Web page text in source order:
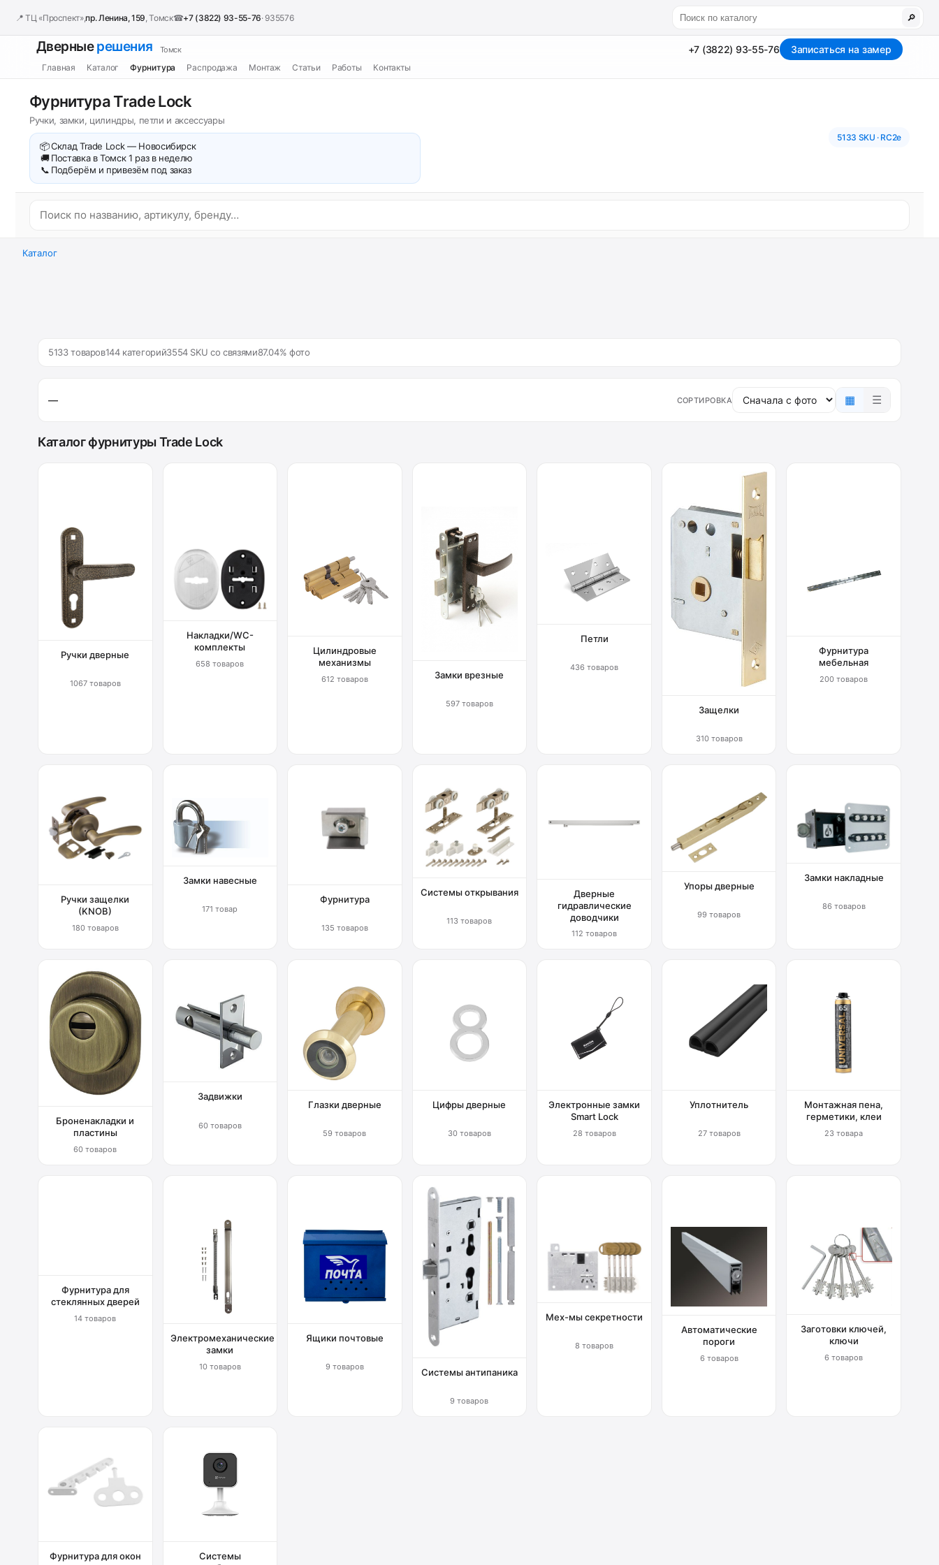
📍 ТЦ «Проспект»,пр. Ленина, 159 , Томск☎+7 (3822) 93-55-76· 935576 🔎
Дверныерешения Томск
Главная Каталог Фурнитура Распродажа Монтаж Статьи Работы Контакты
+7 (3822) 93-55-76 Записаться на замер
Фурнитура Trade Lock
Ручки, замки, цилиндры, петли и аксессуары
📦Склад Trade Lock — Новосибирск
🚚 Поставка в Томск 1 раз в неделю
📞 Подберём и привезём под заказ
5133 SKU · RC2e
Каталог
5133 товаров144 категорий3554 SKU со связями87.04% фото
— СОРТИРОВКА ▦ ☰
Каталог фурнитуры Trade Lock
Ручки дверные
1067 товаров
Накладки/WC-
комплекты
658 товаров
Цилиндровые
механизмы
612 товаров Замки врезные
597 товаров
Петли
436 товаров
Защелки
310 товаров
Фурнитура
мебельная
200 товаров
Ручки защелки
(KNOB)
180 товаров
Замки навесные
171 товар
Фурнитура
135 товаров
Системы открывания
113 товаров
Дверные
гидравлические
доводчики
112 товаров
Упоры дверные
99 товаров
Замки накладные
86 товаров
Броненакладки и
пластины
60 товаров
Задвижки
60 товаров
Глазки дверные
59 товаров
Цифры дверные
30 товаров
Электронные замки
Smart Lock
28 товаров
Уплотнитель
27 товаров
Монтажная пена,
герметики, клеи
23 товара
Фурнитура для
стеклянных дверей
14 товаров
Электромеханические
замки
10 товаров
Ящики почтовые
9 товаров Системы антипаника
9 товаров
Мех-мы секретности
8 товаров
Автоматические
пороги
6 товаров
Заготовки ключей,
ключи
6 товаров
Фурнитура для окон
Системы